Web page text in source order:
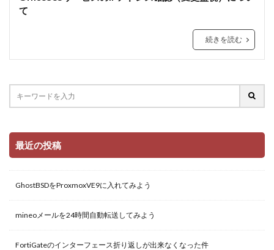
て
続きを読む
最近の投稿
GhostBSDをProxmoxVE9に入れてみよう
mineoメールを24時間自動転送してみよう
FortiGateのインターフェース折り返しが出来なくなった件